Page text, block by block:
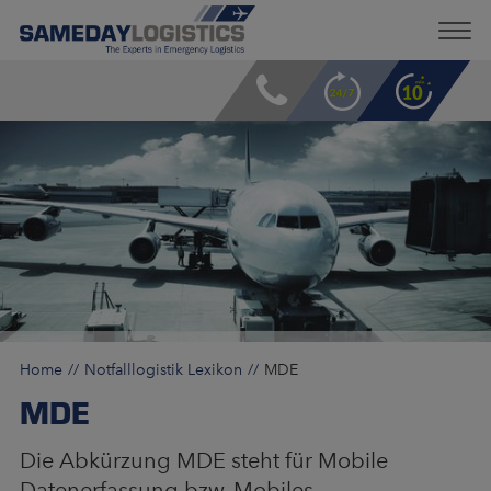
Home Notfalllogistik Lexikon MDE
MDE
Die Abkürzung MDE steht für Mobile